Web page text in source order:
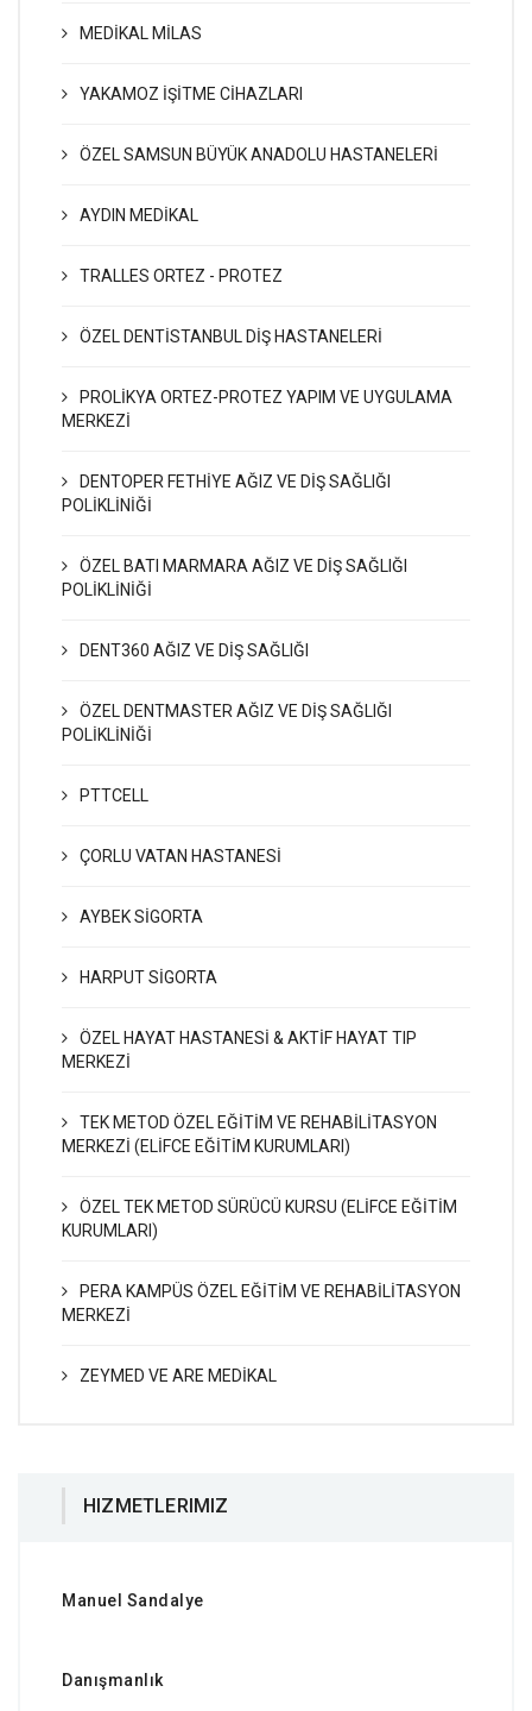
MEDİKAL MİLAS
YAKAMOZ İŞİTME CİHAZLARI
ÖZEL SAMSUN BÜYÜK ANADOLU HASTANELERİ
AYDIN MEDİKAL
TRALLES ORTEZ - PROTEZ
ÖZEL DENTİSTANBUL DİŞ HASTANELERİ
PROLİKYA ORTEZ-PROTEZ YAPIM VE UYGULAMA
MERKEZİ
DENTOPER FETHİYE AĞIZ VE DİŞ SAĞLIĞI
POLİKLİNİĞİ
ÖZEL BATI MARMARA AĞIZ VE DİŞ SAĞLIĞI
POLİKLİNİĞİ
DENT360 AĞIZ VE DİŞ SAĞLIĞI
ÖZEL DENTMASTER AĞIZ VE DİŞ SAĞLIĞI
POLİKLİNİĞİ
PTTCELL
ÇORLU VATAN HASTANESİ
AYBEK SİGORTA
HARPUT SİGORTA
ÖZEL HAYAT HASTANESİ & AKTİF HAYAT TIP
MERKEZİ
TEK METOD ÖZEL EĞİTİM VE REHABİLİTASYON
MERKEZİ (ELİFCE EĞİTİM KURUMLARI)
ÖZEL TEK METOD SÜRÜCÜ KURSU (ELİFCE EĞİTİM
KURUMLARI)
PERA KAMPÜS ÖZEL EĞİTİM VE REHABİLİTASYON
MERKEZİ
ZEYMED VE ARE MEDİKAL
HIZMETLERIMIZ
Manuel Sandalye
Danışmanlık